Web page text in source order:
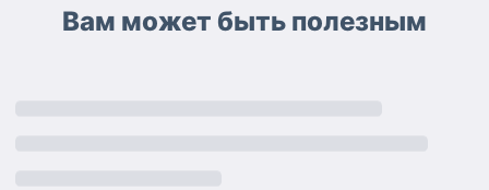
Вам может быть полезным